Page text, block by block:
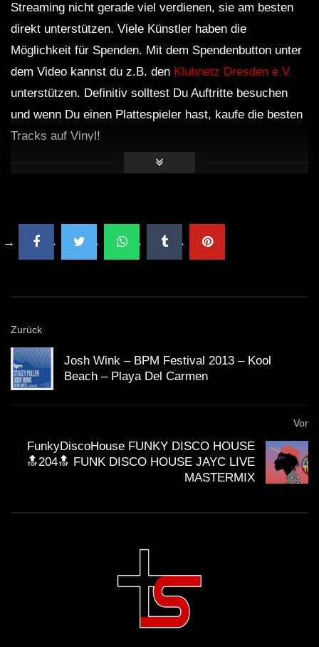
Streaming nicht gerade viel verdienen, sie am besten
direkt unterstützen. Viele Künstler haben die
Möglichkeit für Spenden. Mit dem Spendenbutton unter
dem Video kannst du z.B. den Klubnetz Dresden e.V.
unterstützen. Definitiv solltest Du Auftritte besuchen
und wenn Du einen Plattespieler hast, kaufe die besten
Tracks auf Vinyl!
Zurück
Josh Wink – BPM Festival 2013 – Kool
Beach – Playa Del Carmen
Vor
FunkyDiscoHouse FUNKY DISCO HOUSE
🔝204🔝 FUNK DISCO HOUSE JAYC LIVE
MASTERMIX